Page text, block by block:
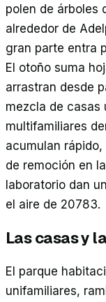
polen de árboles
alrededor de
gran parte entra
El otoño suma
arrastran desde
mezcla de casas
multifamiliares
acumulan
de remoción en
laboratorio dan
el aire de 20783.
Las casas y
El parque
unifamiliares,